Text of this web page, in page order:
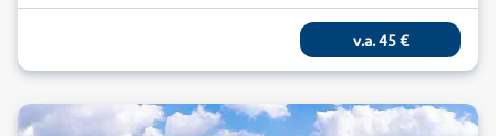
v.a.45€